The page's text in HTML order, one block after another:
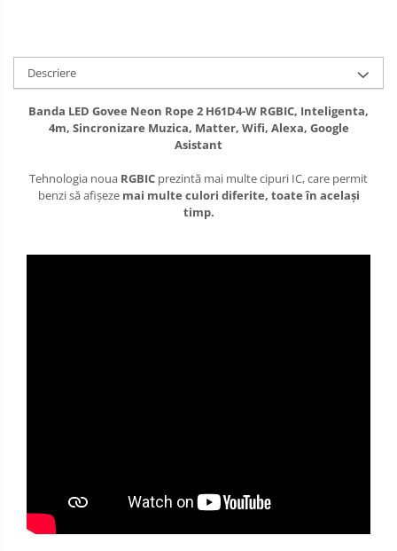
Descriere
Banda LED Govee Neon Rope 2 H61D4-W RGBIC, Inteligenta,
4m, Sincronizare Muzica, Matter, Wifi, Alexa, Google
Asistant
Tehnologia noua RGBIC prezintă mai multe cipuri IC, care permit
benzi să afișeze mai multe culori diferite, toate în același
timp.